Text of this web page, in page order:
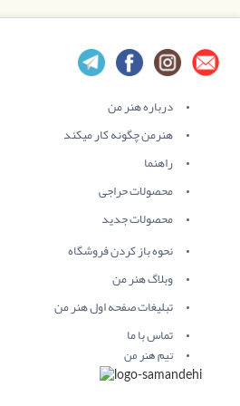
درباره هنر من
هنرمن چگونه کار میکند
راهنما
محصولات حراجی
محصولات جدید
نحوه باز کردن فروشگاه
وبلاگ هنر من
تبلیغات صفحه اول هنر من
تماس با ما
تیم هنر من